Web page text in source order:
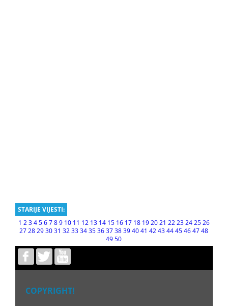
STARIJE VIJESTI:
1 23456789 10 11 12 13 14 15 16 17 18 192021 2223242526
27 28 29 30 31 32 33 34 35 36 37 38 39 40 41 42 43 44 45 46 47 48
49 50
COPYRIGHT!